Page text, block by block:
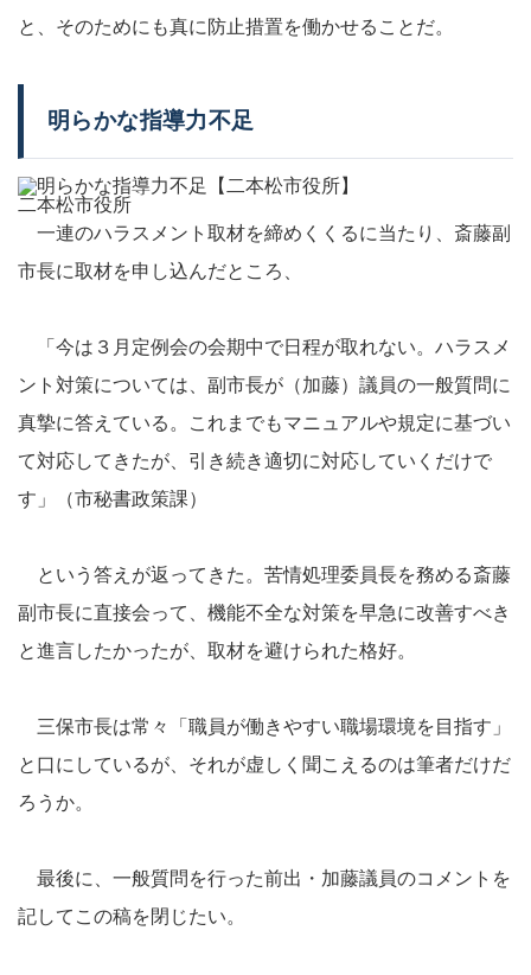
と、そのためにも真に防止措置を働かせることだ。
明らかな指導力不足
二本松市役所
一連のハラスメント取材を締めくくるに当たり、斎藤副
市長に取材を申し込んだところ、
「今は３月定例会の会期中で日程が取れない。ハラスメ
ント対策については、副市長が（加藤）議員の一般質問に
真摯に答えている。これまでもマニュアルや規定に基づい
て対応してきたが、引き続き適切に対応していくだけで
す」（市秘書政策課）
という答えが返ってきた。苦情処理委員長を務める斎藤
副市長に直接会って、機能不全な対策を早急に改善すべき
と進言したかったが、取材を避けられた格好。
三保市長は常々「職員が働きやすい職場環境を目指す」
と口にしているが、それが虚しく聞こえるのは筆者だけだ
ろうか。
最後に、一般質問を行った前出・加藤議員のコメントを
記してこの稿を閉じたい。